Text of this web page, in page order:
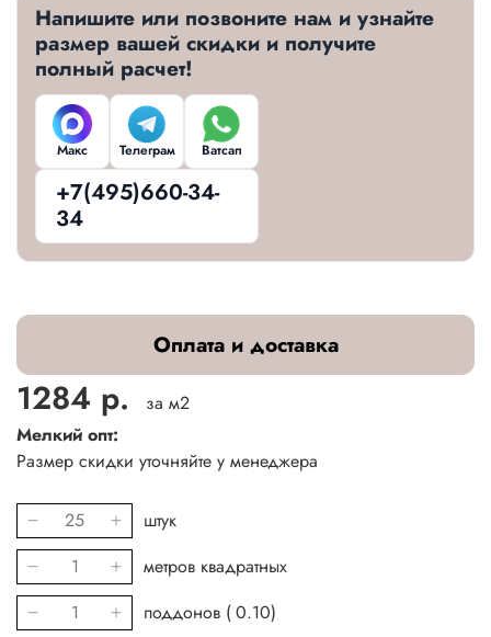
Напишите или позвоните нам и узнайте
размер вашей скидки и получите
полный расчет!
Макс Телеграм Ватсап
+7(495)660-34-
34
Оплата и доставка
1284 р.
за м2
Мелкий опт:
Размер скидки уточняйте у менеджера
штук
метров квадратных
поддонов (0.10)